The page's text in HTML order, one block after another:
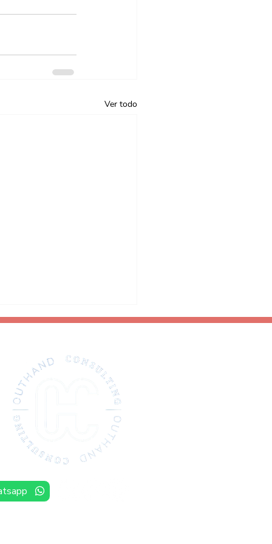
Ver todo
de alto desempeño:
humano más allá de